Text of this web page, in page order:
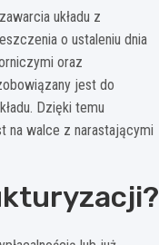
układu z
o ustaleniu dnia
oraz
jest do
Dzięki temu
na walce z narastającymi